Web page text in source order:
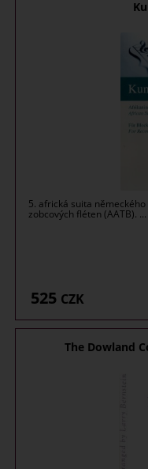
5. africká suita
zobcových fléten (AATB). ...
525 CZK
The Dowland